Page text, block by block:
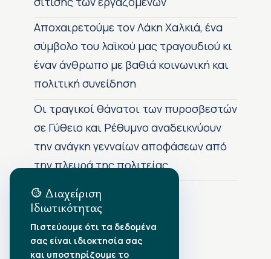
Αποχαιρετούμε τον Λάκη Χαλκιά, ένα
σύμβολο του λαϊκού μας τραγουδιού κι
έναν άνθρωπο με βαθιά κοινωνική και
πολιτική συνείδηση
Οι τραγικοί θάνατοι των πυροσβεστών
σε Γύθειο και Ρέθυμνο αναδεικνύουν
την ανάγκη γενναίων αποφάσεων από
την πλευρά της πολιτείας
Αρχείο Δημοσιεύσεων
•Αύγουστος 2026
Διαχείριση
Ιδιωτικότητας
Πιστεύουμε ότι τα δεδομένα
σας είναι ιδιοκτησία σας
και υποστηρίζουμε το